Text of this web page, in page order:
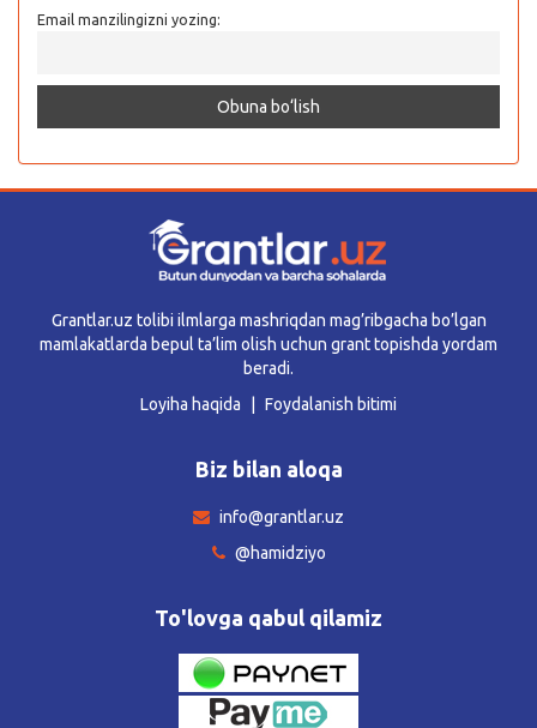
Email manzilingizni yozing:
Grantlar.uz tolibi ilmlarga mashriqdan mag’ribgacha bo’lgan
mamlakatlarda bepul ta’lim olish uchun grant topishda yordam
beradi.
Loyiha haqida
Foydalanish bitimi
Biz bilan aloqa
info@grantlar.uz
@hamidziyo
To'lovga qabul qilamiz